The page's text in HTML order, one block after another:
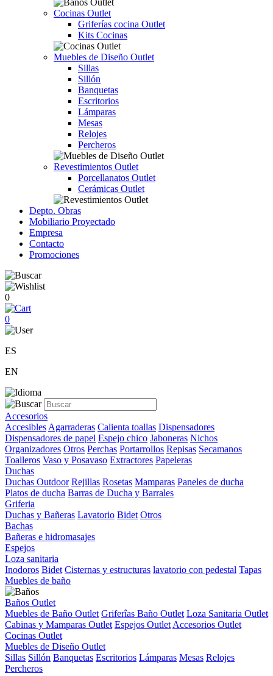
Cocinas Outlet
Griferías cocina Outlet
Kits Cocinas
Muebles de Diseño Outlet
Sillas
Sillón
Banquetas
Escritorios
Lámparas
Mesas
Relojes
Percheros
Revestimientos Outlet
Porcellanatos Outlet
Cerámicas Outlet
Depto. Obras
Mobiliario Proyectado
Empresa
Contacto
Promociones
0
0
ES
EN
Accesorios
Accesibles Agarraderas Calienta toallas Dispensadores
Dispensadores de papel Espejo chico Jaboneras Nichos
Organizadores Otros Perchas Portarrollos Repisas Secamanos
Toalleros Vaso y Posavaso Extractores Papeleras
Duchas
Duchas Outdoor Rejillas Rosetas Mamparas Paneles de ducha
Platos de ducha Barras de Ducha y Barrales
Griferia
Duchas y Bañeras Lavatorio Bidet Otros
Bachas
Bañeras e hidromasajes
Espejos
Loza sanitaria
Inodoros Bidet Cisternas y estructuras lavatorio con pedestal Tapas
Muebles de baño
Baños Outlet
Muebles de Baño Outlet Griferîas Baño Outlet Loza Sanitaria Outlet
Cabinas y Mamparas Outlet Espejos Outlet Accesorios Outlet
Cocinas Outlet
Muebles de Diseño Outlet
Sillas Sillón Banquetas Escritorios Lámparas Mesas Relojes
Percheros